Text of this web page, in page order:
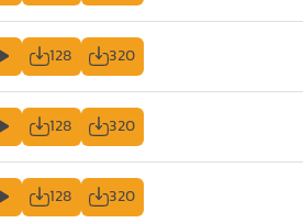
128 320
128 320
128 320